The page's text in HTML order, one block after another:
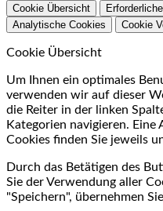
Cookie Übersicht
Analytische Cookies
Cookie
Cookie Übersicht
Um Ihnen ein optimales
verwenden wir auf dieser
die Reiter in der linken
Kategorien navigieren.
Cookies finden Sie jeweils
Durch das Betätigen des
Sie der Verwendung aller
"Speichern", übernehmen